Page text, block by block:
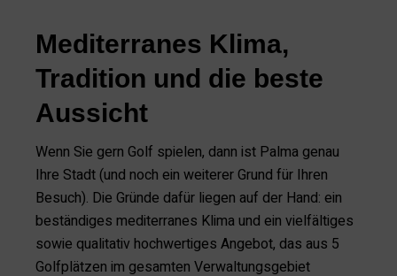
Mediterranes Klima,
Tradition und die beste
Aussicht
Wenn Sie gern Golf spielen, dann ist Palma genau
Ihre Stadt (und noch ein weiterer Grund für Ihren
Besuch). Die Gründe dafür liegen auf der Hand: ein
beständiges mediterranes Klima und ein vielfältiges
sowie qualitativ hochwertiges Angebot, das aus 5
Golfplätzen im gesamten Verwaltungsgebiet